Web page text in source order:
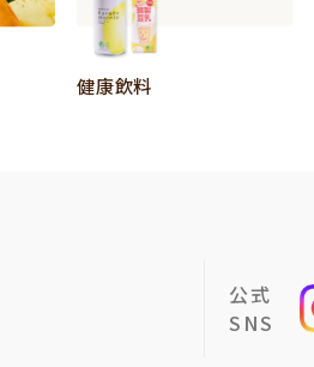
健康飲料
公式
SNS